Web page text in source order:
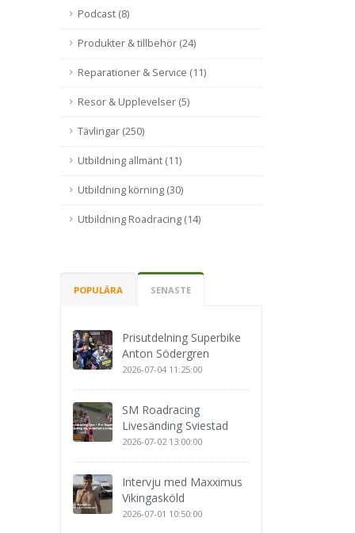
Podcast (8)
Produkter & tillbehör (24)
Reparationer & Service (11)
Resor & Upplevelser (5)
Tävlingar (250)
Utbildning allmänt (11)
Utbildning körning (30)
Utbildning Roadracing (14)
POPULÄRA SENASTE
Prisutdelning Superbike
Anton Södergren
2026-07-04 11:25:00
SM Roadracing
Livesänding Sviestad
2026-07-02 13:00:00
Intervju med Maxximus
Vikingasköld
2026-07-01 10:50:00